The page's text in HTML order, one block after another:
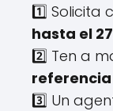
1️⃣ Solicita
hasta el 27
2️⃣ Ten a
referencia
3️⃣ Un